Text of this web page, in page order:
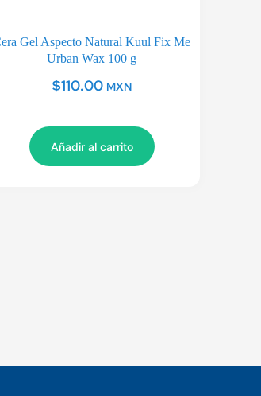
Gel Aspecto Natural Kuul Fix Me
Urban Wax 100 g
$110.00 MXN
Añadir al carrito